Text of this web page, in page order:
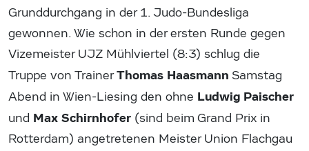
Grunddurchgang in der 1. Judo-Bundesliga
gewonnen. Wie schon in der ersten Runde gegen
Vizemeister UJZ Mühlviertel (8:3) schlug die
Truppe von TrainerThomas Haasmann Samstag
Abend in Wien-Liesing den ohne Ludwig Paischer
und Max Schirnhofer (sind beim Grand Prix in
Rotterdam) angetretenen Meister Union Flachgau